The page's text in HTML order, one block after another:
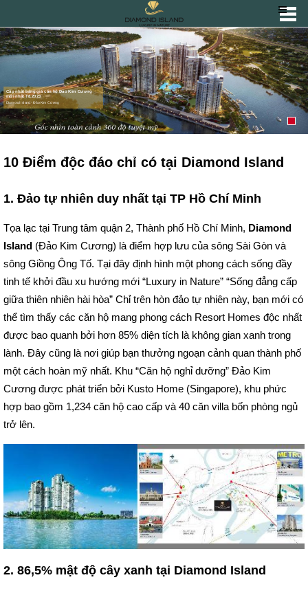
10 Điểm độc đáo chỉ có tại Diamond Island
1. Đảo tự nhiên duy nhất tại TP Hồ Chí Minh
Tọa lạc tại Trung tâm quận 2, Thành phố Hồ Chí Minh, Diamond
Island (Đảo Kim Cương) là điểm hợp lưu của sông Sài Gòn và
sông Giồng Ông Tố. Tại đây định hình một phong cách sống đầy
tinh tế khởi đầu xu hướng mới “Luxury in Nature” “Sống đẳng cấp
giữa thiên nhiên hài hòa” Chỉ trên hòn đảo tự nhiên này, bạn mới có
thể tìm thấy các căn hộ mang phong cách Resort Homes độc nhất
được bao quanh bởi hơn 85% diện tích là không gian xanh trong
lành. Đây cũng là nơi giúp bạn thưởng ngoạn cảnh quan thành phố
một cách hoàn mỹ nhất. Khu “Căn hộ nghỉ dưỡng” Đảo Kim
Cương được phát triển bởi Kusto Home (Singapore), khu phức
hợp bao gồm 1,234 căn hộ cao cấp và 40 căn villa bốn phòng ngủ
trở lên.
2. 86,5% mật độ cây xanh tại Diamond Island